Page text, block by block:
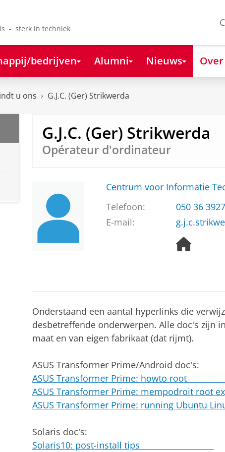
- sterk in techniek
bedrijven Alumni Nieuws
u ons G.J.C. (Ger) Strikwerda
G.J.C. (Ger) Strikwerda
Opérateur d'ordinateur
Centrum voor Informatie
Telefoon:
050 36
E-mail:
g
e
Onderstaand een aantal hyperlinks die
desbetreffende onderwerpen. Alle doc's zijn
maat en van eigen fabrikaat (dat rijmt).
ASUS Transformer Prime/Android doc's:
ASUS Transformer Prime: howto
ASUS Transformer Prime: mempodroit root
ASUS Transformer Prime: running Ubuntu
Solaris doc's:
Solaris10: post-install tips